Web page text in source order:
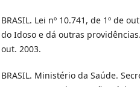
BRASIL. Lei nº 10.741, de 1º de
do Idoso e dá outras
out. 2003.
BRASIL. Ministério da Saúde.